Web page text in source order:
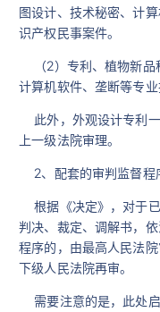
图设计、技术秘密、计
识产权民事案件。
（2）专利、植物新品
计算机软件、垄断等专
此外，外观设计专利
上一级法院审理。
2、配套的审判监督程
根据《决定》，对于
判决、裁定、调解书，
程序的，由最高人民法
下级人民法院再审。
需要注意的是，此处